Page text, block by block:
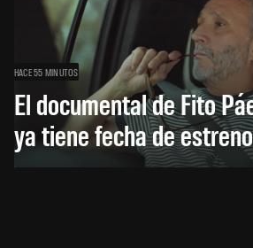
HACE 55 MINUTOS
El documental de Fito
ya tiene fecha de